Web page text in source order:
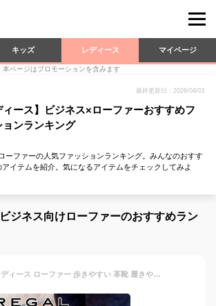
キッズ レディース マイページ
本ページはプロモーションを含みます
最終更新日：2026/04/01
ィース】ビジネス×ローファーおすすめフ
ョンランキング
ーファーの人気ファッションランキング。みんなのおすす
イテムを紹介。気になるアイテムをチェックしてみよ
ジネス向けローファーのおすすめラン
リーガル レディース ローファー 歩きやすい 革靴 履きやすい パンプス ローヒール 黒 茶 ブラック ブラウン ヒール約2cm 3E 本革 FH14 通学 通勤 カジュアル 送料無料 evidr